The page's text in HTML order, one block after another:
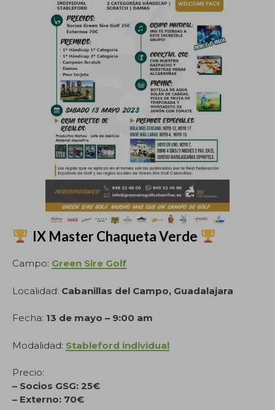
IX Master Chaqueta Verde
Campo: Green Sire Golf
Localidad: Cabanillas del Campo, Guadalajara
Fecha: 13 de mayo – 9:00 am
Modalidad: Stableford individual
Precio:
– Socios GSG: 25€
– Externo: 70€